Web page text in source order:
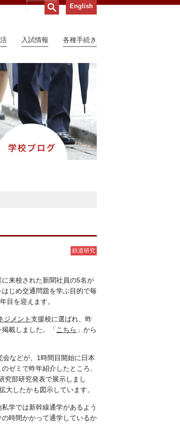
English
入試情報 各種手続き
鉄道研究
来校された新聞社員の5名が
じめ交通問題を学ぶ目的で毎
目を迎えます。
ジメント支援校に選ばれ、昨
載しました。「 こちら 」から
などが、1時間目開始に日本
ゼミで昨年紹介したところ、
究部研究発表で展示しまし
したかも図示しています。
学では新幹線通学があるよう
時間かかって通学しているか